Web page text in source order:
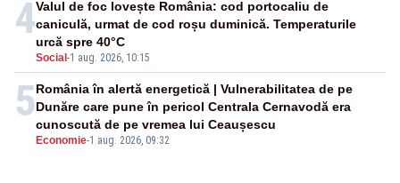
4
Social -1 aug. 2026, 10:15
Valul de foc lovește România: cod portocaliu de
caniculă, urmat de cod roșu duminică. Temperaturile
urcă spre 40°C
5
Economie-1 aug. 2026, 09:32
România în alertă energetică | Vulnerabilitatea de pe
Dunăre care pune în pericol Centrala Cernavodă era
cunoscută de pe vremea lui Ceaușescu